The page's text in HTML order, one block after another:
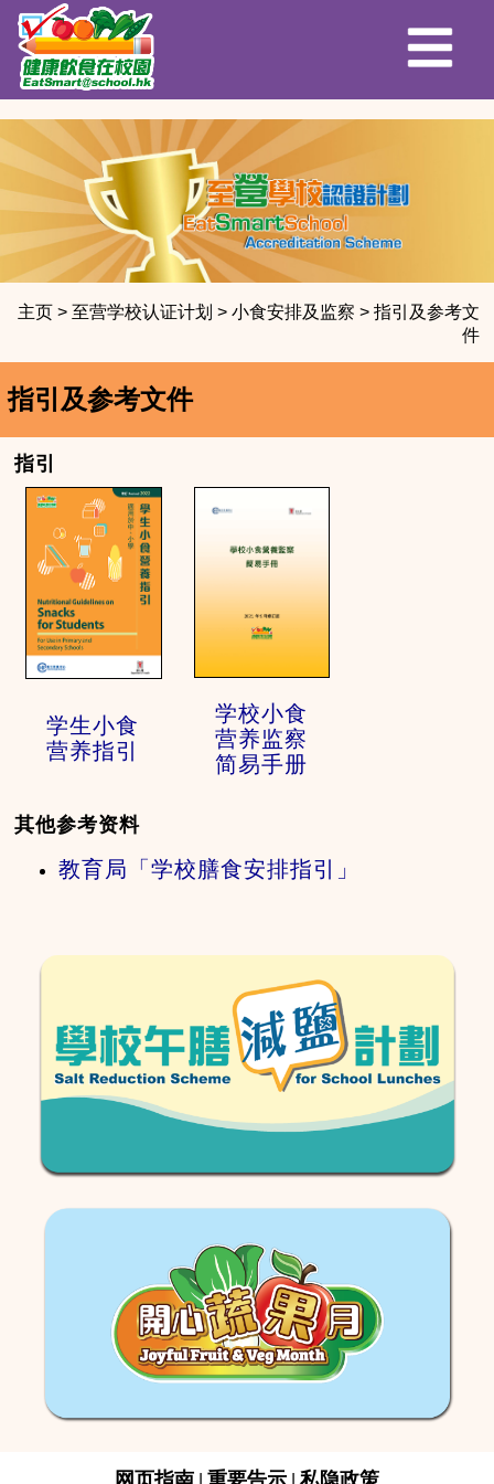
主页> 至营学校认证计划 > 小食安排及监察 > 指引及参考文
件
指引及参考文件
指引
学生小食
营养指引
学校小食
营养监察
简易手册
其他参考资料
教育局「学校膳食安排指引」
网页指南 重要告示 私隐政策